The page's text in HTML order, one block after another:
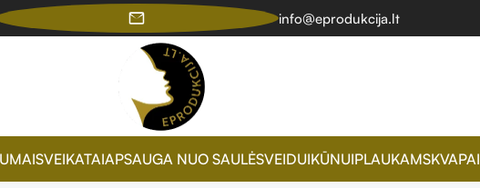
info@eprodukcija.lt
SVEIKATAIAPSAUGA NUO SAULĖSVEIDUIKŪNUIPLAUKAMSKVAPAI